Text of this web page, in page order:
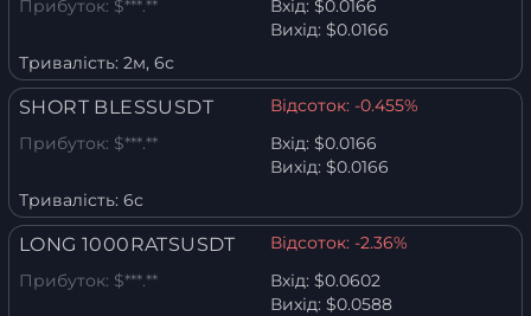
Прибуток: $***.** Вхід: $0.0166
Вихід: $0.0166
Тривалість: 2м, 6с
SHORT BLESSUSDT Відсоток: -0.455%
Прибуток: $***.** Вхід: $0.0166
Вихід: $0.0166
Тривалість: 6с
LONG 1000RATSUSDT Відсоток: -2.36%
Прибуток: $***.** Вхід: $0.0602
Вихід: $0.0588